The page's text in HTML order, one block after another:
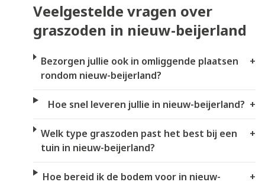
Veelgestelde vragen over
graszoden in nieuw-beijerland
Bezorgen jullie ook in omliggende plaatsen
rondom nieuw-beijerland?
+
Hoe snel leveren jullie in nieuw-beijerland? +
Welk type graszoden past het best bij een
tuin in nieuw-beijerland?
+
Hoe bereid ik de bodem voor in nieuw-
+